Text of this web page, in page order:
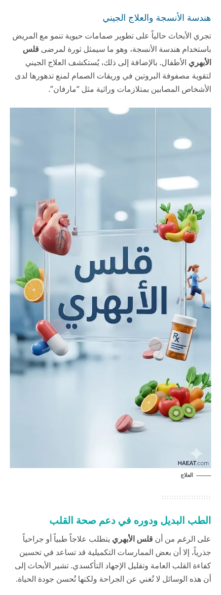
هندسة الأنسجة والعلاج الجيني
تجري الأبحاث حالياً على تطوير صمامات حيوية تنمو مع المريض
باستخدام هندسة الأنسجة، وهو ما سيمثل ثورة لمرضى قلس
الأبهري الأطفال. بالإضافة إلى ذلك، يُستكشف العلاج الجيني
لتقوية مصفوفة البروتين في وريقات الصمام لمنع تدهورها لدى
الأشخاص المصابين بمتلازمات وراثية مثل “مارفان”.
العلاج
الطب البديل ودوره في دعم صحة القلب
على الرغم من أن قلس الأبهري يتطلب علاجاً طبياً أو جراحياً
جذرياً، إلا أن بعض الممارسات التكميلية قد تساعد في تحسين
كفاءة القلب العامة وتقليل الإجهاد التأكسدي. تشير الأبحاث إلى
أن هذه الوسائل لا تُغني عن الجراحة ولكنها تُحسن جودة الحياة.